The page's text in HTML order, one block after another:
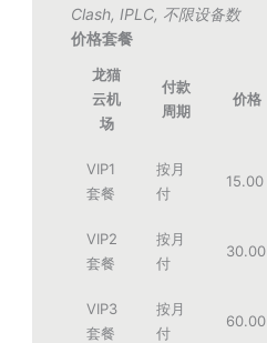
Clash, IPLC, 不限设备数
价格套餐
龙猫
云机
场
付款
周期
价格
VIP1
套餐
按月
付
15.00
VIP2
套餐
按月
付
30.00
VIP3
套餐
按月
付
60.00